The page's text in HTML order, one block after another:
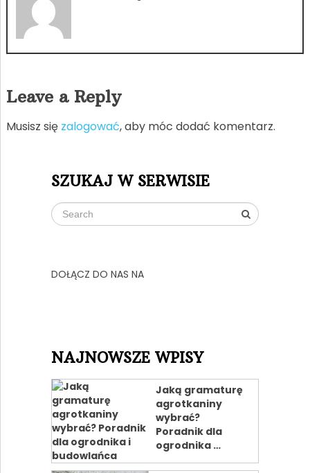
Leave a Reply
Musisz się zalogować, aby móc dodać komentarz.
SZUKAJ W SERWISIE
DOŁĄCZ DO NAS NA
NAJNOWSZE WPISY
Jaką gramaturę
agrotkaniny
wybrać?
Poradnik dla
ogrodnika …